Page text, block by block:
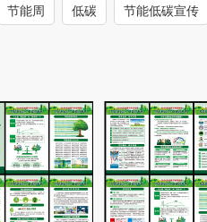
节能周 低碳 节能低碳宣传